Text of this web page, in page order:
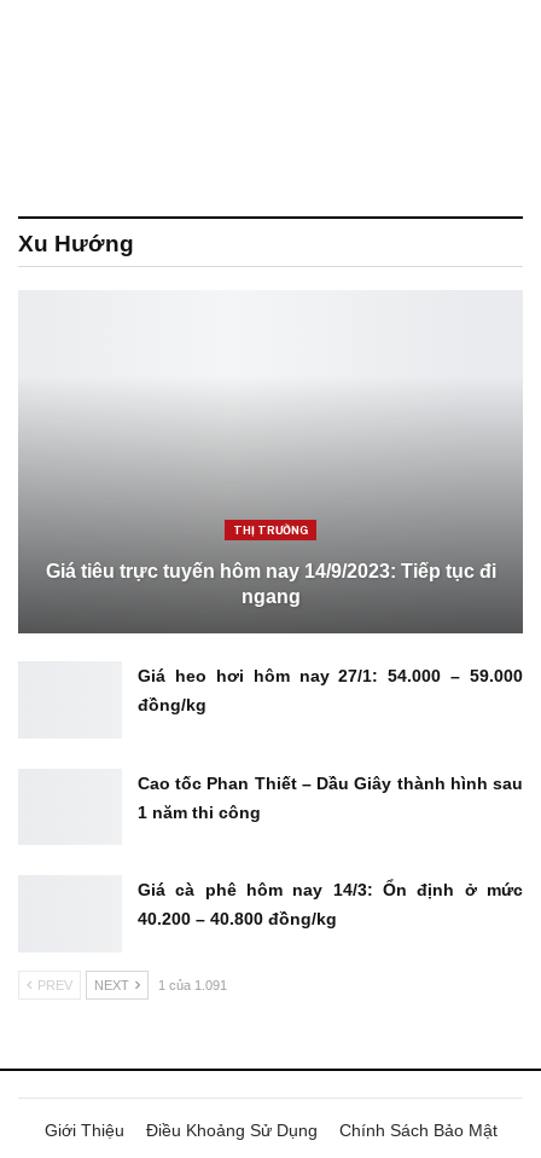
Xu Hướng
THỊ TRƯỜNG
Giá tiêu trực tuyến hôm nay 14/9/2023: Tiếp tục đi
ngang
Giá heo hơi hôm nay 27/1: 54.000 – 59.000
đồng/kg
Cao tốc Phan Thiết – Dầu Giây thành hình sau
1 năm thi công
Giá cà phê hôm nay 14/3: Ổn định ở mức
40.200 – 40.800 đồng/kg
PREV NEXT 1 của 1.091
Giới Thiệu Điều Khoảng Sử Dụng
Chính Sách Bảo Mật